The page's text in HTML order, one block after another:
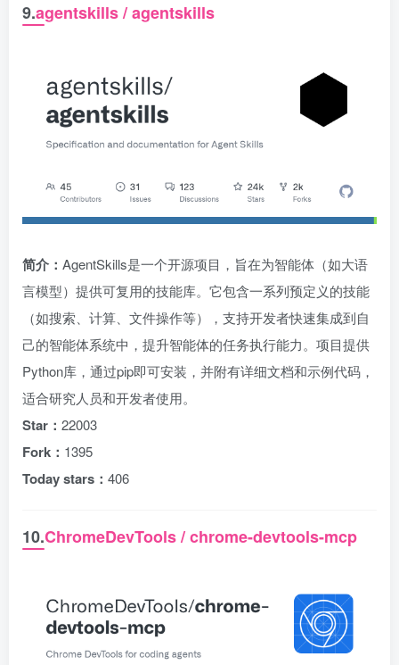
9.agentskills / agentskills
简介： AgentSkills是一个开源项目，旨在为智能体（如大语
言模型）提供可复用的技能库。它包含一系列预定义的技能
（如搜索、计算、文件操作等），支持开发者快速集成到自
己的智能体系统中，提升智能体的任务执行能力。项目提供
Python库，通过pip即可安装，并附有详细文档和示例代码，
适合研究人员和开发者使用。
Star： 22003
Fork： 1395
Today stars： 406
10.ChromeDevTools / chrome-devtools-mcp